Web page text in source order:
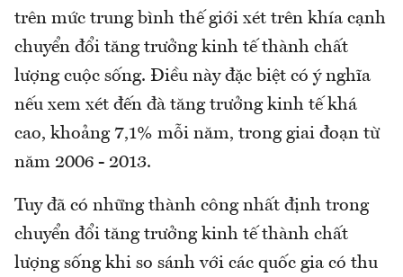
trên mức trung bình thế giới xét trên khía cạnh
chuyển đổi tăng trưởng kinh tế thành chất
lượng cuộc sống. Điều này đặc biệt có ý nghĩa
nếu xem xét đến đà tăng trưởng kinh tế khá
cao, khoảng 7,1% mỗi năm, trong giai đoạn từ
năm 2006 - 2013.
Tuy đã có những thành công nhất định trong
chuyển đổi tăng trưởng kinh tế thành chất
lượng sống khi so sánh với các quốc gia có thu